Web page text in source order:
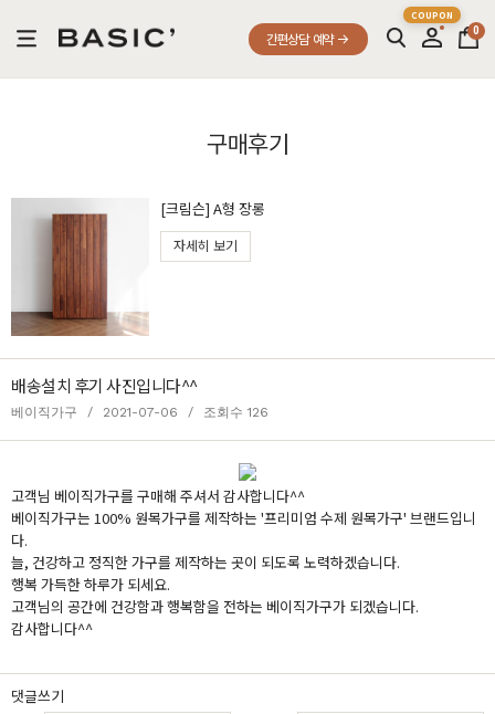
간편상담 예약
0
구매후기
[크림슨] A형 장롱
자세히 보기
배송설치 후기 사진입니다^^
베이직가구 / 2021-07-06 / 조회수 126
고객님 베이직가구를 구매해 주셔서 감사합니다^^
베이직가구는 100% 원목가구를 제작하는 '프리미엄 수제 원목가구' 브랜드입니
다.
늘, 건강하고 정직한 가구를 제작하는 곳이 되도록 노력하겠습니다.
행복 가득한 하루가 되세요.
고객님의 공간에 건강함과 행복함을 전하는 베이직가구가 되겠습니다.
감사합니다^^
댓글쓰기